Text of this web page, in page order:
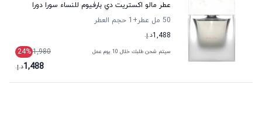
عطر مالو اكستريت دي بارفيوم للنساء سورا دورا
50 مل عطر
+1
حجم العطر
1,488د.إ.
سيتم شحن طلبك خلال 10 يوم عمل 1,980
24%
1,488د.إ.